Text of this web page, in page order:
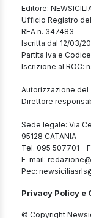
Editore:
Ufficio Registro
REA n. 347483
Iscritta dal 12/03/
Partita Iva e
Iscrizione al ROC:
Autorizzazione del
Direttore
Sede legale: Via
95128 CATANIA
Tel. 095 507701 -
E-mail:
Pec:
Privacy Policy e
© Copyright